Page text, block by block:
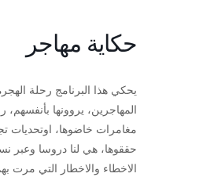
حكاية مهاجر
يحكي هذا البرنامج رحلة
المهاجرين، يروونها بأنفسهم،
مغامرات خاضوها، اوتحديات
حققوها، هي لنا دروسا وعبر
الاخطاء والاخطار التي مرت